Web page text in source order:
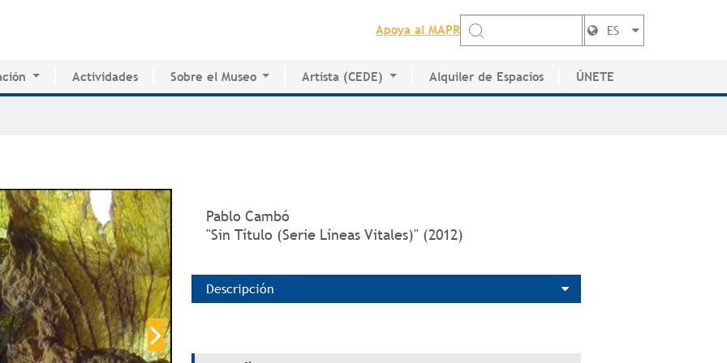
Apoya al MAPR
ES
de Innovación Educativa
Actividades Sobre el Museo
Historia del MAPR
Artista (CEDE)
CEDE
Alquiler de Espacios ÚNETE
Pablo Cambó
"Sin Título (Serie Líneas Vitales)" (2012)
Descripción